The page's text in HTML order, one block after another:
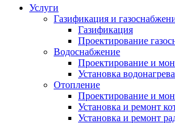
Услуги
Газификация и
Газификация
Проектирование
Водоснабжение
Проектирование и
Установка
Отопление
Проектирование и
Установка и ремонт
Установка и ремонт